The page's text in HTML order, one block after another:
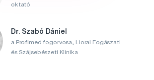
oktató
Dr. Szabó Dániel
a Profimed fogorvosa, Lioral Fogászati
és Szájsebészeti Klinika